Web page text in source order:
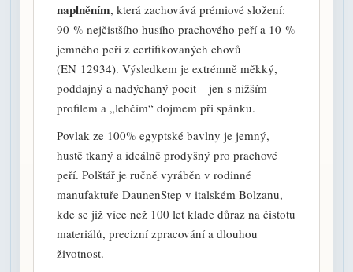
naplněním, která zachovává prémiové složení:
90 % nejčistšího husího prachového peří a 10 %
jemného peří z certifikovaných chovů
(EN 12934). Výsledkem je extrémně měkký,
poddajný a nadýchaný pocit – jen s nižším
profilem a „lehčím“ dojmem při spánku.
Povlak ze 100% egyptské bavlny je jemný,
hustě tkaný a ideálně prodyšný pro prachové
peří. Polštář je ručně vyráběn v rodinné
manufaktuře DaunenStep v italském Bolzanu,
kde se již více než 100 let klade důraz na čistotu
materiálů, precizní zpracování a dlouhou
životnost.